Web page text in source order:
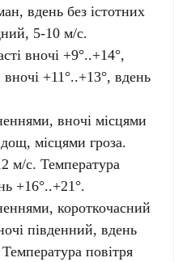
вдень без істотних
5-10 м/с.
вночі +9°..+14°,
+11°..+13°, вдень
вночі місцями
місцями гроза.
м/с. Температура
+16°..+21°.
короткочасний
південний, вдень
повітря